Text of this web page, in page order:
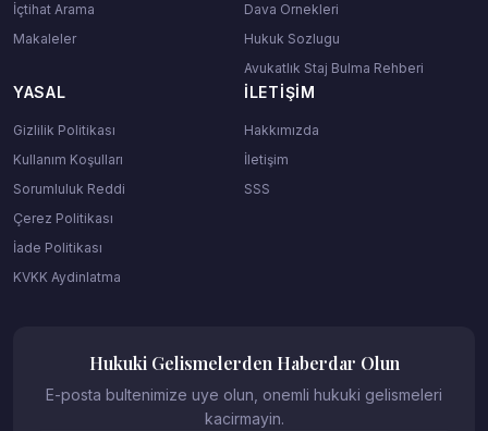
İçtihat Arama
Makaleler
Dava Ornekleri
Hukuk Sozlugu
Avukatlık Staj Bulma Rehberi
YASAL
Gizlilik Politikası
Kullanım Koşulları
Sorumluluk Reddi
Çerez Politikası
İade Politikası
KVKK Aydinlatma
İLETIŞIM
Hakkımızda
İletişim
SSS
Hukuki Gelismelerden Haberdar Olun
E-posta bultenimize uye olun, onemli hukuki gelismeleri
kacirmayin.